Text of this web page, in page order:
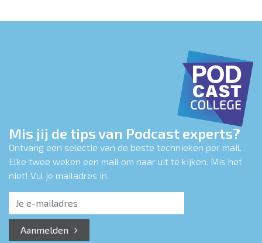
Mis jij de tips van Podcast experts?
Ontvang een selectie van de beste technieken per mail.
Elke twee weken een mail om naar uit te kijken. Mis het
niet! Vul je mailadres in.
Aanmelden